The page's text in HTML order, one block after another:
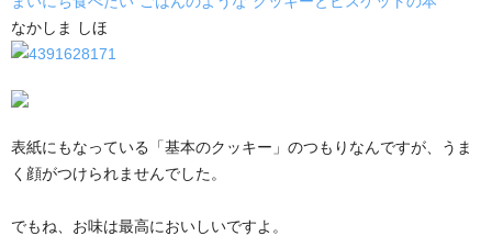
なかしま しほ
表紙にもなっている「基本のクッキー」のつもりなんですが、うま
く顔がつけられませんでした。
でもね、お味は最高においしいですよ。